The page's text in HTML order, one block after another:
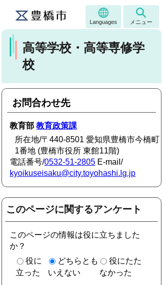
Languages メニュー
高等学校・高等専修学
校
お問合わせ先
教育部教育政策課
所在地/〒440-8501 愛知県豊橋市今橋町
1番地 (豊橋市役所 東館11階)
電話番号/0532-51-2805 E-mail/
kyoikuseisaku@city.toyohashi.lg.jp
このページに関するアンケート
このページの情報は役に立ちました
か？
役に
立った
どちらとも
いえない
役にたた
なかった